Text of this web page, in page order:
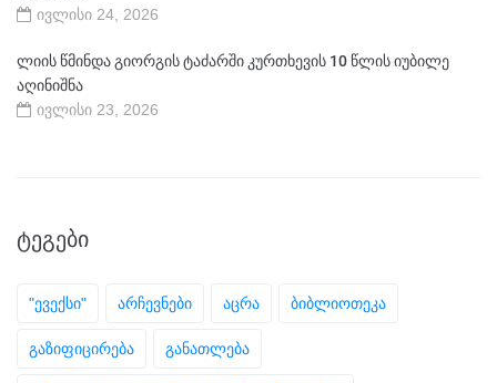
ივლისი 24, 2026
ლიის წმინდა გიორგის ტაძარში კურთხევის 10 წლის იუბილე
აღინიშნა
ივლისი 23, 2026
ᲢᲔᲒᲔᲑᲘ
"ევექსი" არჩევნები აცრა ბიბლიოთეკა
გაზიფიცირება განათლება